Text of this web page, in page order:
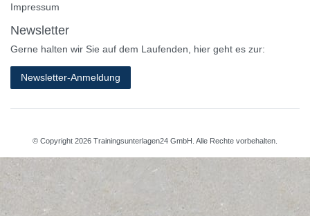
Impressum
Newsletter
Gerne halten wir Sie auf dem Laufenden, hier geht es zur:
Newsletter-Anmeldung
© Copyright 2026 Trainingsunterlagen24 GmbH. Alle Rechte vorbehalten.